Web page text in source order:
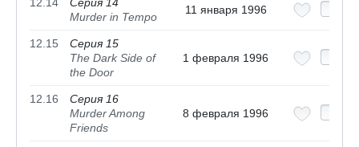
12.14
Серия 14
Murder in Tempo
11 января 1996
12.15
Серия 15
The Dark Side of
the Door
1 февраля 1996
12.16
Серия 16
Murder Among
Friends
8 февраля 1996